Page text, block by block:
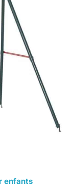
enfants